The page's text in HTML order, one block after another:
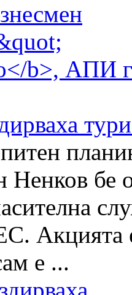
Ненков бе
Акцията
е ...